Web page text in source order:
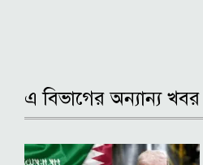
এ বিভাগের অন্যান্য খবর